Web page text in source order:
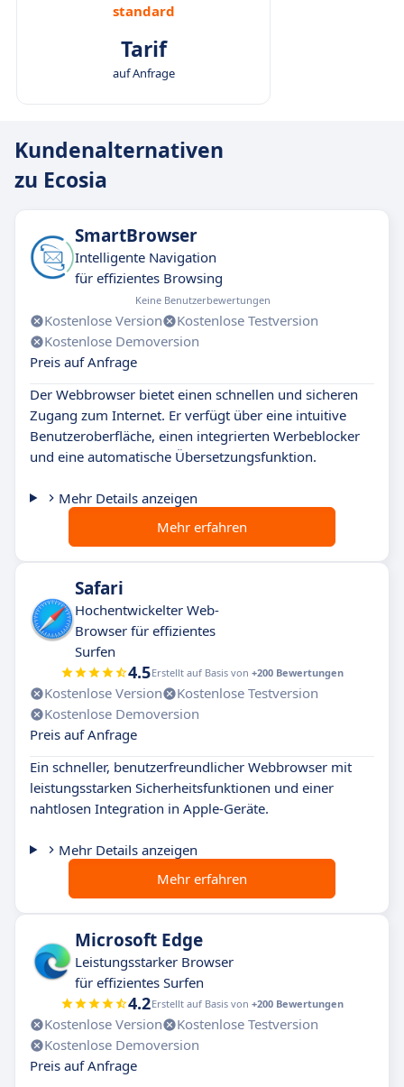
standard
Tarif
auf Anfrage
Kundenalternativen
zu Ecosia
SmartBrowser
Intelligente Navigation
für effizientes Browsing
Keine Benutzerbewertungen
Kostenlose Version
Kostenlose Testversion
Kostenlose Demoversion
Preis auf Anfrage
Der Webbrowser bietet einen schnellen und sicheren
Zugang zum Internet. Er verfügt über eine intuitive
Benutzeroberfläche, einen integrierten Werbeblocker
und eine automatische Übersetzungsfunktion.
Mehr Details anzeigen
Mehr erfahren
Safari
Hochentwickelter Web-
Browser für effizientes
Surfen
4.5Erstellt auf Basis von +200 Bewertungen
Kostenlose Version
Kostenlose Testversion
Kostenlose Demoversion
Preis auf Anfrage
Ein schneller, benutzerfreundlicher Webbrowser mit
leistungsstarken Sicherheitsfunktionen und einer
nahtlosen Integration in Apple-Geräte.
Mehr Details anzeigen
Mehr erfahren
Microsoft Edge
Leistungsstarker Browser
für effizientes Surfen
4.2Erstellt auf Basis von +200 Bewertungen
Kostenlose Version
Kostenlose Testversion
Kostenlose Demoversion
Preis auf Anfrage